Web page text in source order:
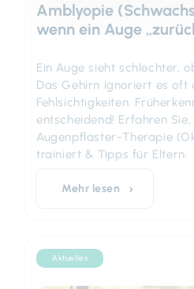
Amblyopie
wenn ein Auge
Ein Auge sieht schlechter,
Das Gehirn ignoriert es oft
Fehlsichtigkeiten.
entscheidend! Erfahren
Augenpflaster-Therapie
trainiert & Tipps für Eltern.
Mehr lesen
Aktuelles